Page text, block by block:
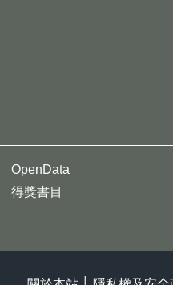
OpenData
得獎書目